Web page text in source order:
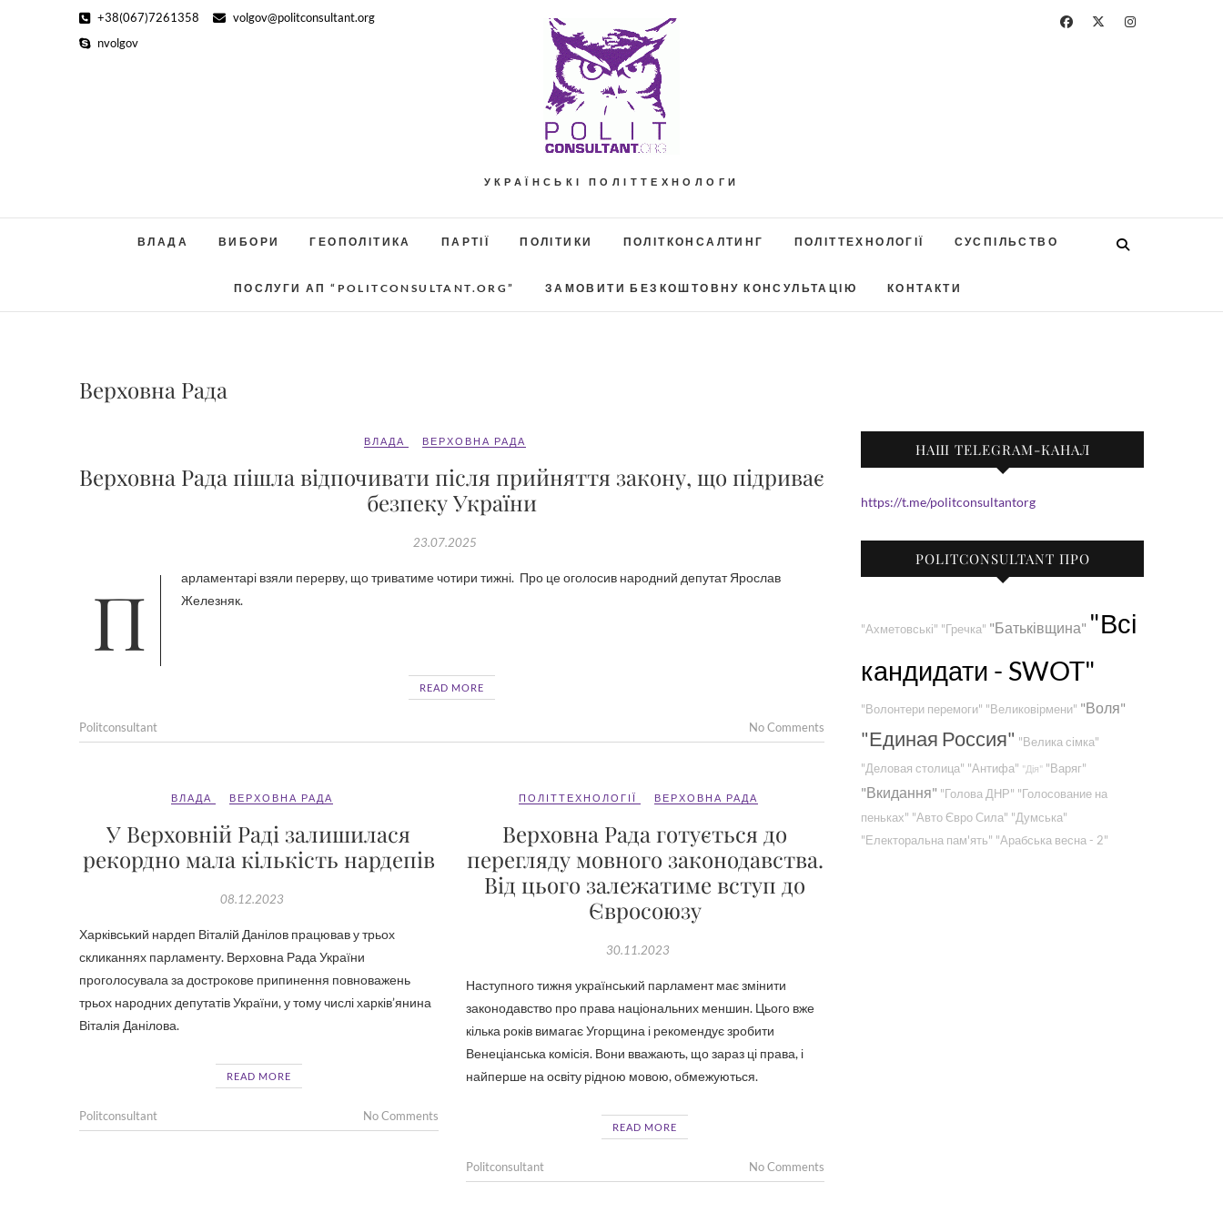
+38(067)7261358
volgov@politconsultant.org
nvolgov
УКРАЇНСЬКІ ПОЛІТТЕХНОЛОГИ
ВЛАДА ВИБОРИ ГЕОПОЛІТИКА ПАРТІЇ ПОЛІТИКИ ПОЛІТКОНСАЛТИНГ ПОЛІТТЕХНОЛОГІЇ СУСПІЛЬСТВО
ПОСЛУГИ АП “POLITCONSULTANT.ORG” ЗАМОВИТИ БЕЗКОШТОВНУ КОНСУЛЬТАЦІЮ КОНТАКТИ
Верховна Рада
ВЛАДА ВЕРХОВНА РАДА
Верховна Рада пішла відпочивати після прийняття закону, що підриває
безпеку України
23.07.2025
Парламентарі взяли перерву, що триватиме чотири тижні. Про це оголосив народний депутат Ярослав Железняк.
READ MORE
Politconsultant No Comments
ВЛАДА ВЕРХОВНА РАДА
У Верховній Раді залишилася
рекордно мала кількість нардепів
08.12.2023
Харківський нардеп Віталій Данілов працював у трьох
скликаннях парламенту. Верховна Рада України
проголосувала за дострокове припинення повноважень
трьох народних депутатів України, у тому числі харків’янина
Віталія Данілова.
READ MORE
Politconsultant No Comments
ПОЛІТТЕХНОЛОГІЇ ВЕРХОВНА РАДА
Верховна Рада готується до
перегляду мовного законодавства.
Від цього залежатиме вступ до
Євросоюзу
30.11.2023
Наступного тижня український парламент має змінити
законодавство про права національних меншин. Цього вже
кілька років вимагає Угорщина і рекомендує зробити
Венеціанська комісія. Вони вважають, що зараз ці права, і
найперше на освіту рідною мовою, обмежуються.
READ MORE
Politconsultant No Comments
НАШ TELEGRAM-КАНАЛ
https://t.me/politconsultantorg
POLITCONSULTANT ПРО
"Ахметовські" "Гречка" "Батьківщина" "Всі
кандидати - SWOT"
"Волонтери перемоги" "Великовірмени" "Воля"
"Единая Россия" "Велика сімка"
"Деловая столица" "Антифа" "Дія" "Варяг"
"Вкидання" "Голова ДНР" "Голосование на
пеньках" "Авто Євро Сила" "Думська"
"Електоральна пам'ять" "Арабська весна - 2"